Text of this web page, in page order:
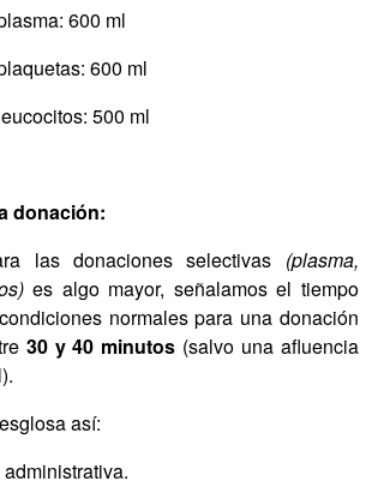
600 ml
600 ml
500 ml
donación:
donaciones selectivas (plasma,
es algo mayor, señalamos el tiempo
normales para una donación
30 y 40 minutos (salvo una afluencia
así: